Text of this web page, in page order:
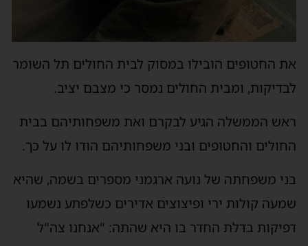
את החטופים הובילו במסוק לבית החולים תל השומר
לבדיקות, ומבית החולים נמסר כי מצבם יציב.
ראש הממשלה הגיע לבקרם ואת משפחותיהם בבית
החולים והחטופים ובני משפחותיהם הודו לו על כך.
בני משפחתה של נועה ארגמני מספרים בשמה, שהיא
שמעה קולות ירי ופיצוצים אדירים כשלפתע נשמעו
דפיקות בדלת החדר בו היא שהתה: "אנחנו צה"ל